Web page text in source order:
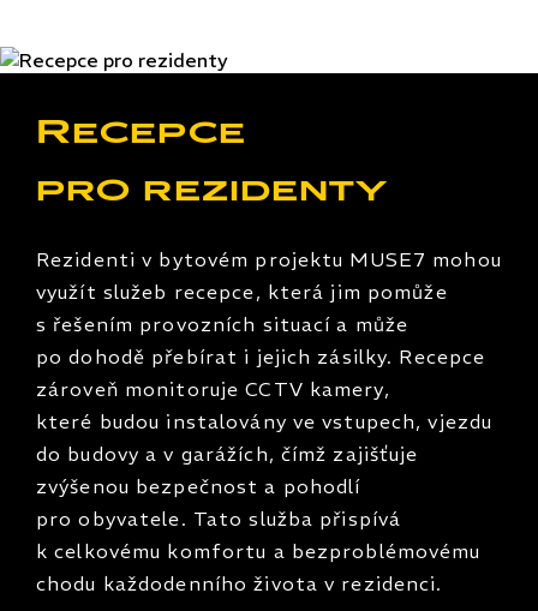
Recepce
pro rezidenty
Rezidenti v bytovém projektu MUSE7 mohou
využít služeb recepce, která jim pomůže
s řešením provozních situací a může
po dohodě přebírat i jejich zásilky. Recepce
zároveň monitoruje CCTV kamery,
které budou instalovány ve vstupech, vjezdu
do budovy a v garážích, čímž zajišťuje
zvýšenou bezpečnost a pohodlí
pro obyvatele. Tato služba přispívá
k celkovému komfortu a bezproblémovému
chodu každodenního života v rezidenci.